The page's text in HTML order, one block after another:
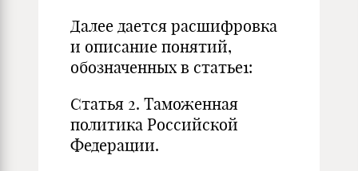
Далее дается расшифровка
и описание понятий,
обозначенных в статье1:
Статья 2. Таможенная
политика Российской
Федерации.